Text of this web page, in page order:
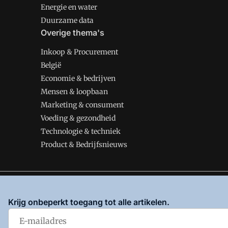
Energie en water
Duurzame data
Overige thema's
Inkoop & Procurement
België
Economie & bedrijven
Mensen & loopbaan
Marketing & consument
Voeding & gezondheid
Technologie & techniek
Product & Bedrijfsnieuws
enPrivacy en Cookie beleid |Privacy instellingen
Krijg onbeperkt toegang tot alle artikelen.